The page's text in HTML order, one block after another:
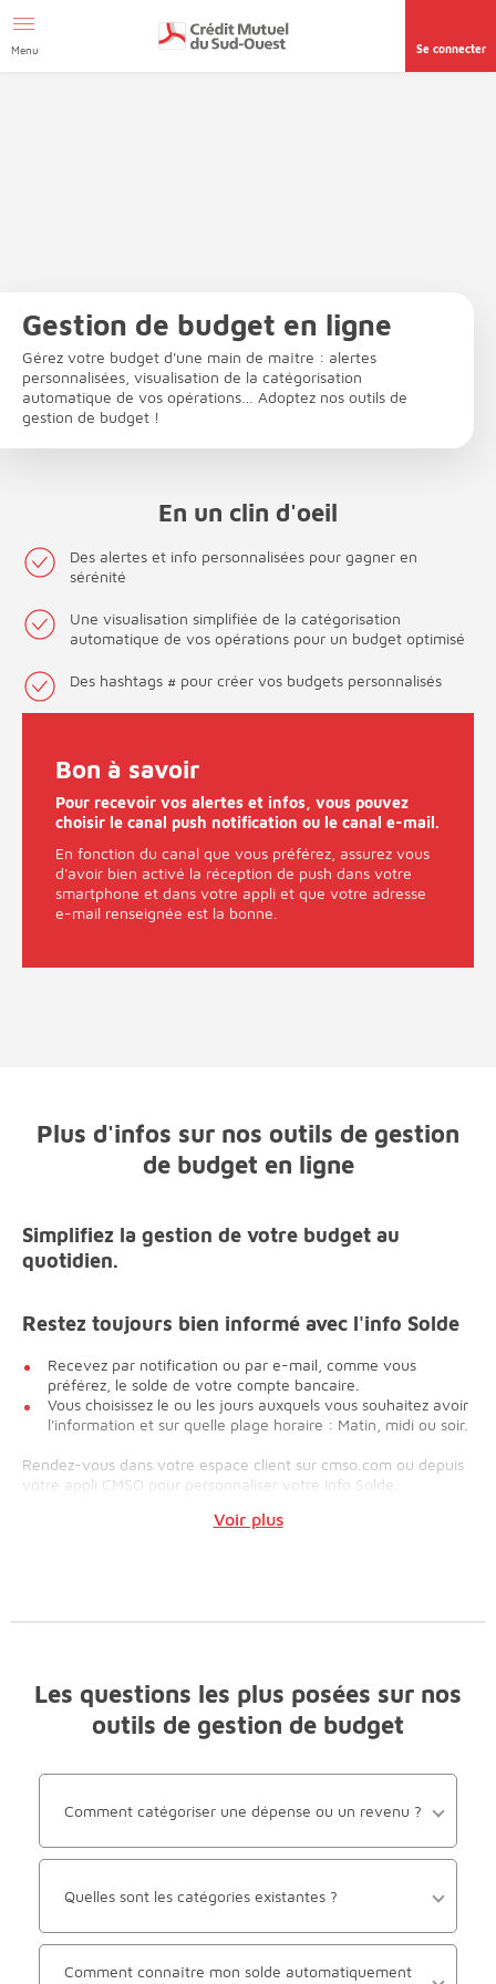
page accessibilité
Menu Se connecter
Gestion de budget en ligne
Gérez votre budget d'une main de maître : alertes
personnalisées, visualisation de la catégorisation
automatique de vos opérations… Adoptez nos outils de
gestion de budget !
En un clin d'oeil
Des alertes et info personnalisées pour gagner en
sérénité
Une visualisation simplifiée de la catégorisation
automatique de vos opérations pour un budget optimisé
Des hashtags # pour créer vos budgets personnalisés
Bon à savoir
Pour recevoir vos alertes et infos, vous pouvez
choisir le canal push notification ou le canal e-mail.
En fonction du canal que vous préférez, assurez vous
d'avoir bien activé la réception de push dans votre
smartphone et dans votre appli et que votre adresse
e-mail renseignée est la bonne.
Plus d'infos sur nos outils de gestion
de budget en ligne
Simplifiez la gestion de votre budget au
quotidien.
Restez toujours bien informé avec l'info Solde
Recevez par notification ou par e-mail, comme vous
préférez, le solde de votre compte bancaire.
Vous choisissez le ou les jours auxquels vous souhaitez avoir
l'information et sur quelle plage horaire : Matin, midi ou soir.
Rendez-vous dans votre espace client sur cmso.com ou depuis
votre appli CMSO pour personnaliser votre Info Solde.
Voir plus
Les questions les plus posées sur nos
outils de gestion de budget
Comment catégoriser une dépense ou un revenu ?
Quelles sont les catégories existantes ?
Comment connaître mon solde automatiquement